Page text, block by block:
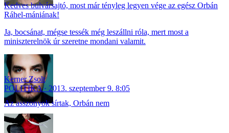
Kedves bulvársajtó, most már tényleg legyen vége az egész Orbán
Ráhel-mániának!
Ja, bocsánat, mégse tessék még leszállni róla, mert most a
miniszterelnök úr szeretne mondani valamit.
Kerner Zsolt
POLITIKA
2013. szeptember 9. 8:05
Az asszonyok sírtak, Orbán nem